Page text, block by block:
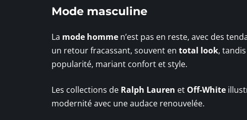
Mode masculine
La mode homme n’est pas en reste, avec des
un retour fracassant, souvent en total look,
popularité, mariant confort et style.
Les collections de Ralph Lauren et Off-White
modernité avec une audace renouvelée.